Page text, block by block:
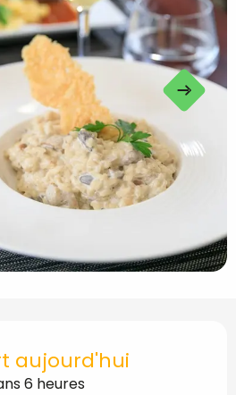
et
aujourd'hui
6 heures